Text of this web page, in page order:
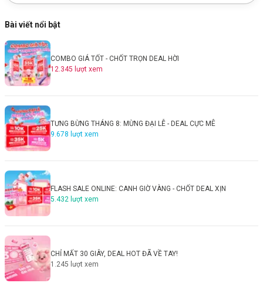
Bài viết nổi bật
COMBO GIÁ TỐT - CHỐT TRỌN DEAL HỜI
12.345 lượt xem
TƯNG BỪNG THÁNG 8: MỪNG ĐẠI LỄ - DEAL CỰC MÊ
9.678 lượt xem
FLASH SALE ONLINE: CANH GIỜ VÀNG - CHỐT DEAL XỊN
5.432 lượt xem
CHỈ MẤT 30 GIÂY, DEAL HOT ĐÃ VỀ TAY!
1.245 lượt xem